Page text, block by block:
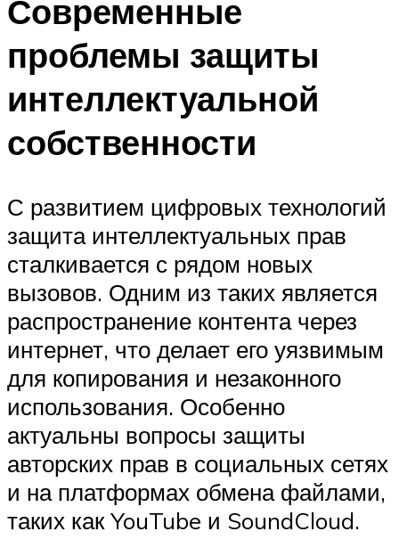
Современные
проблемы защиты
интеллектуальной
собственности
С развитием цифровых технологий
защита интеллектуальных прав
сталкивается с рядом новых
вызовов. Одним из таких является
распространение контента через
интернет, что делает его уязвимым
для копирования и незаконного
использования. Особенно
актуальны вопросы защиты
авторских прав в социальных сетях
и на платформах обмена файлами,
таких как YouTube и SoundCloud.